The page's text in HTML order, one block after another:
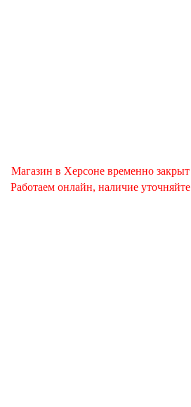
Магазин в Херсоне временно закрыт
Работаем онлайн, наличие уточняйте